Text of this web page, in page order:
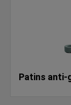
Patins anti-